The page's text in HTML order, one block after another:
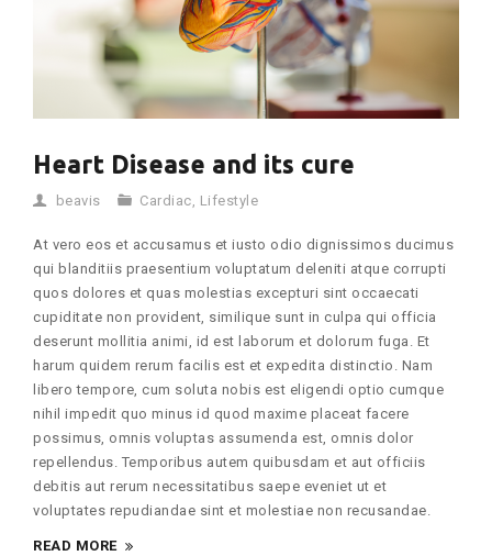
Heart Disease and its cure
beavis Cardiac, Lifestyle
At vero eos et accusamus et iusto odio dignissimos ducimus
qui blanditiis praesentium voluptatum deleniti atque corrupti
quos dolores et quas molestias excepturi sint occaecati
cupiditate non provident, similique sunt in culpa qui officia
deserunt mollitia animi, id est laborum et dolorum fuga. Et
harum quidem rerum facilis est et expedita distinctio. Nam
libero tempore, cum soluta nobis est eligendi optio cumque
nihil impedit quo minus id quod maxime placeat facere
possimus, omnis voluptas assumenda est, omnis dolor
repellendus. Temporibus autem quibusdam et aut officiis
debitis aut rerum necessitatibus saepe eveniet ut et
voluptates repudiandae sint et molestiae non recusandae.
READ MORE